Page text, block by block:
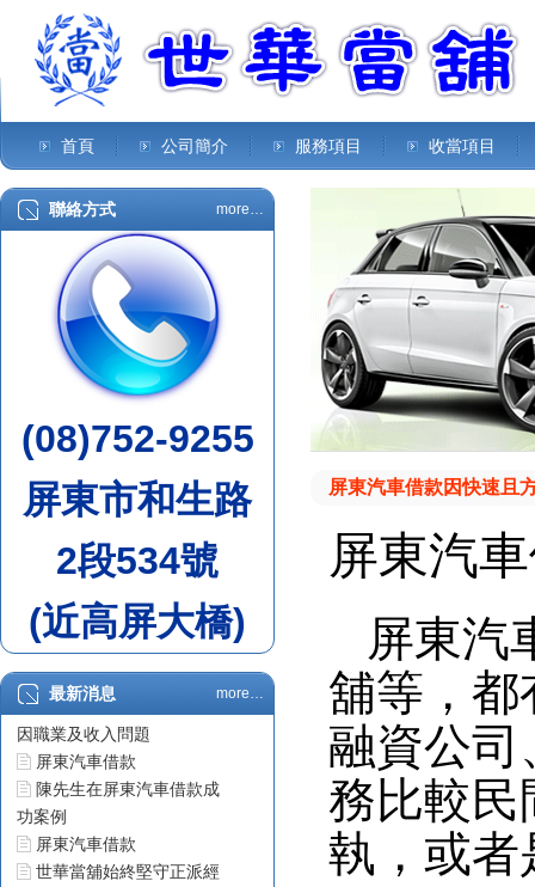
首頁 公司簡介 服務項目 收當項目
聯絡方式 more…
(08)752-9255
屏東市和生路
2段534號
(近高屏大橋)
最新消息 more…
屏東汽車借款車貸不過原
因職業及收入問題
屏東汽車借款
陳先生在屏東汽車借款成
功案例
屏東汽車借款
世華當舖始終堅守正派經
屏東汽車借款因快速且
屏東汽
屏東汽
舖等，都
融資公司
務比較民
執，或者